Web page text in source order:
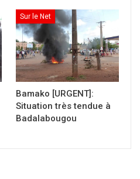
Sur le Net
Bamako [URGENT]:
Situation très tendue à
Badalabougou